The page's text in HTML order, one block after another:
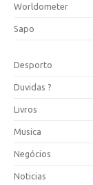
Worldometer
Sapo
Desporto
Duvidas ?
Livros
Musica
Negócios
Noticias